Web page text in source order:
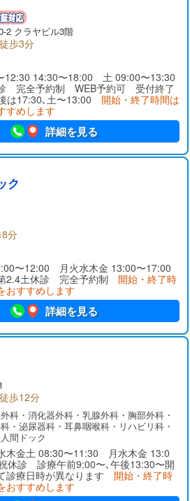
2 クラヤビル3階
歩3分
12:30 14:30〜18:00 土 09:00〜13:30
完全予約制 WEB予約可 受付終了
は17:30､土〜13:00 開始・終了時間は
すめします
詳細を見る
ク
分
〜12:00 月火水木金 13:00〜17:00
2.4土休診 完全予約制 開始・終了時
おすすめします
詳細を見る
歩12分
科・消化器外科・乳腺外科・胸部外科・
・泌尿器科・耳鼻咽喉科・リハビリ科・
間ドック
木金土 08:30〜11:30 月水木金 13:0
休診 診療午前9:00〜､午後13:30〜開
療日時が異なります 開始・終了時
おすすめします